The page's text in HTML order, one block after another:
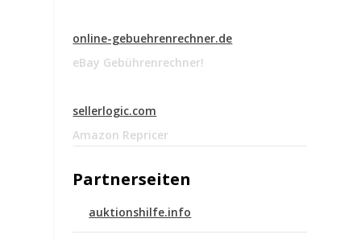
online-gebuehrenrechner.de
eBay Gebührenrechner!
sellerlogic.com
Amazon Repricer
Partnerseiten
auktionshilfe.info